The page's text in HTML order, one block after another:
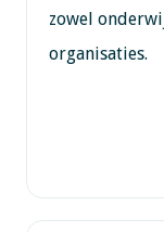
zowel
organisaties.